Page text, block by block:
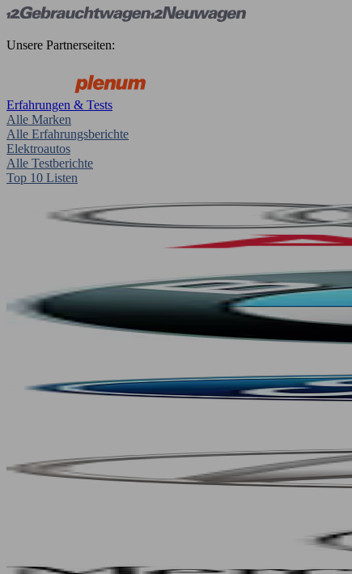
Unsere Partnerseiten:
Erfahrungen & Tests
Alle Marken
Alle Erfahrungsberichte
Elektroautos
Alle Testberichte
Top 10 Listen